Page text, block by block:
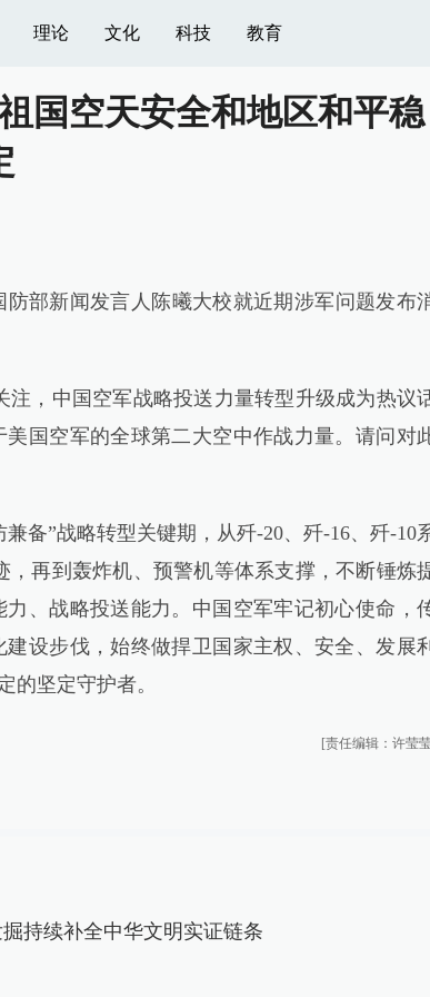
理论 文化 科技 教育
国空天安全和地区和平稳
部新闻发言人陈曦大校就近期涉军问题发布
，中国空军战略投送力量转型升级成为热议
国空军的全球第二大空中作战力量。请问对
”战略转型关键期，从歼-20、歼-16、歼-10
再到轰炸机、预警机等体系支撑，不断锤炼
、战略投送能力。中国空军牢记初心使命，
设步伐，始终做捍卫国家主权、安全、发展利
的坚定守护者。
[责任编辑：许莹
持续补全中华文明实证链条